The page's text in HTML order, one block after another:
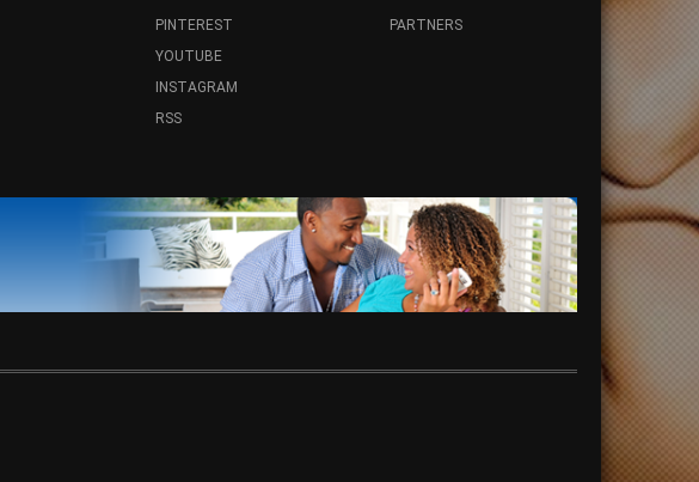
PINTEREST
YOUTUBE
INSTAGRAM
RSS
PARTNERS